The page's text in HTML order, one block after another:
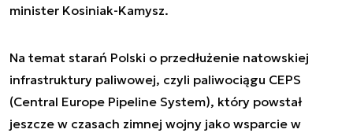
minister Kosiniak-Kamysz.
Na temat starań Polski o przedłużenie natowskiej
infrastruktury paliwowej, czyli paliwociągu CEPS
(Central Europe Pipeline System), który powstał
jeszcze w czasach zimnej wojny jako wsparcie w